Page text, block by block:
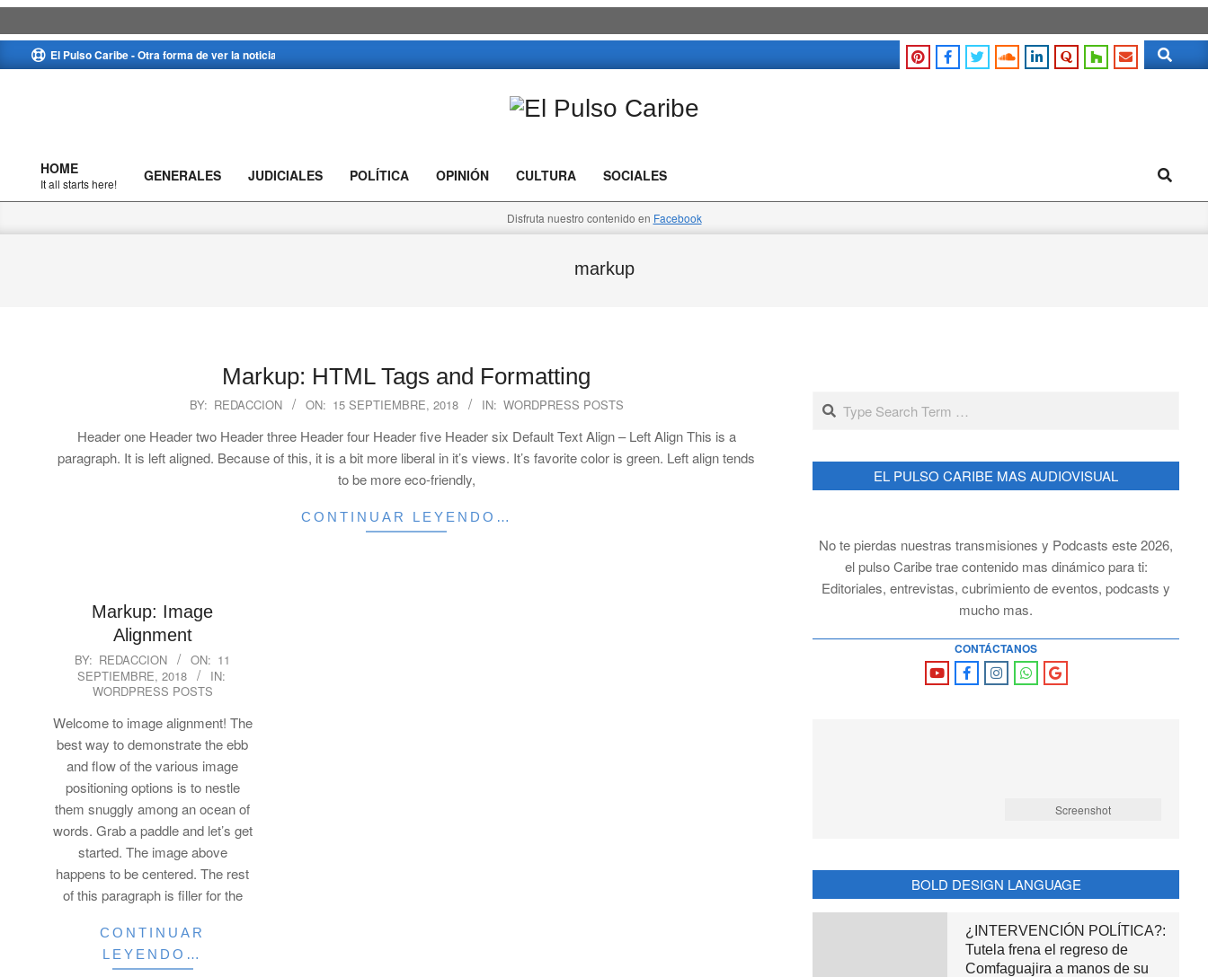
to
El Pulso Caribe - Otra forma de ver la noticia Search
Caribe
Primary
Navigation
HOME
It all starts here! GENERALES JUDICIALES POLÍTICA OPINIÓN CULTURA SOCIALES Search
Disfruta nuestro contenido en Facebook
markup
Markup: HTML Tags and Formatting
BY: REDACCION ON: 15 SEPTIEMBRE, 2018 IN: WORDPRESS POSTS
Header one Header two Header three Header four Header five Header six Default Text Align – Left Align This is a
paragraph. It is left aligned. Because of this, it is a bit more liberal in it’s views. It’s favorite color is green. Left align tends
to be more eco-friendly,
CONTINUAR LEYENDO…
Markup: Image
Alignment
2018-BY: REDACCION ON: 11
SEPTIEMBRE, 2018
IN:
WORDPRESS POSTS
Welcome to image alignment! The
best way to demonstrate the ebb
and flow of the various image
positioning options is to nestle
them snuggly among an ocean of
words. Grab a paddle and let’s get
started. The image above
happens to be centered. The rest
of this paragraph is filler for the
CONTINUAR
LEYENDO…
Search
EL PULSO CARIBE MAS AUDIOVISUAL
No te pierdas nuestras transmisiones y Podcasts este 2026,
el pulso Caribe trae contenido mas dinámico para ti:
Editoriales, entrevistas, cubrimiento de eventos, podcasts y
mucho mas.
CONTÁCTANOS
Screenshot
BOLD DESIGN LANGUAGE
¿INTERVENCIÓN POLÍTICA?:
Tutela frena el regreso de
Comfaguajira a manos de su